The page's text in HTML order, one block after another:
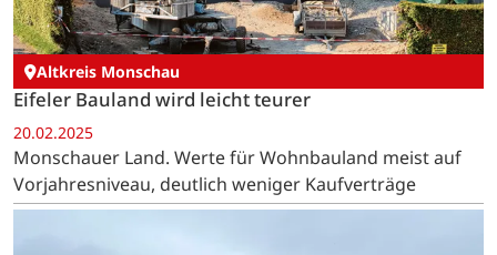
Altkreis Monschau
Eifeler Bauland wird leicht teurer
20.02.2025
Monschauer Land. Werte für Wohnbauland meist auf
Vorjahresniveau, deutlich weniger Kaufverträge